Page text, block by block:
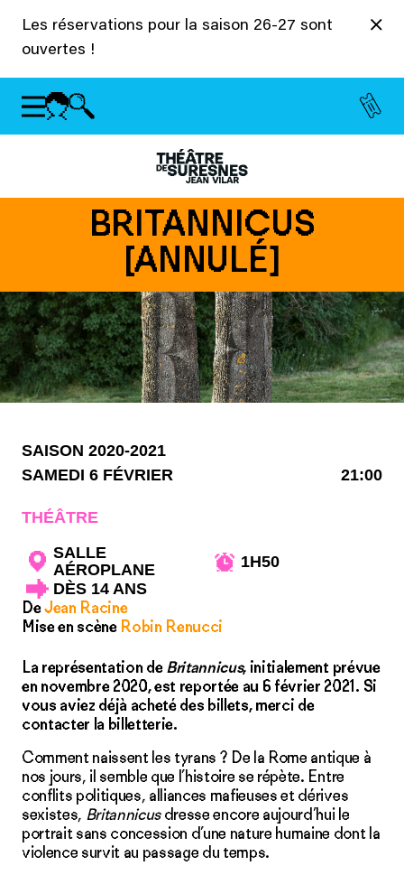
Les réservations pour la saison 26-27 sont
ouvertes !
BRITANNICUS
[ANNULÉ]
SAISON 2020-2021
SAMEDI 6 FÉVRIER
21:00
THÉÂTRE
SALLE
AÉROPLANE
1H50
DÈS 14 ANS
DeJean Racine
Mise en scène Robin Renucci
La représentation de Britannicus, initialement prévue
en novembre 2020, est reportée au 6 février 2021. Si
vous aviez déjà acheté des billets, merci de
contacter la billetterie.
Comment naissent les tyrans ? De la Rome antique à
nos jours, il semble que l’histoire se répète. Entre
conflits politiques, alliances mafieuses et dérives
sexistes, Britannicusdresse encore aujourd’hui le
portrait sans concession d’une nature humaine dont la
violence survit au passage du temps.